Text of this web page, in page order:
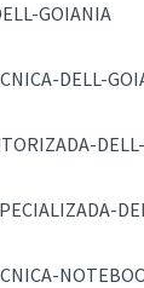
GOIANIA
DELL-